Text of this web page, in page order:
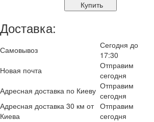
Купить
Доставка:
Самовывоз
Сегодня до
17:30
Новая почта
Отправим
сегодня
Адресная доставка по Киеву Отправим
сегодня
Адресная доставка 30 км от
Киева
Отправим
сегодня